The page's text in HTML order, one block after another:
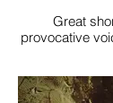
Great
provocative